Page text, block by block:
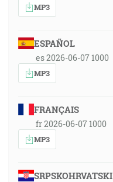
MP3
ESPAÑOL
es 2026-06-07 1000
MP3
FRANÇAIS
fr 2026-06-07 1000
MP3
SRPSKOHRVATSKI